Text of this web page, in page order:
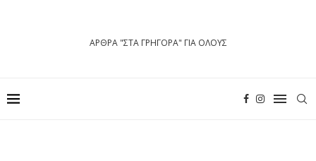
ΑΡΘΡΑ "ΣΤΑ ΓΡΗΓΟΡΑ" ΓΙΑ ΟΛΟΥΣ